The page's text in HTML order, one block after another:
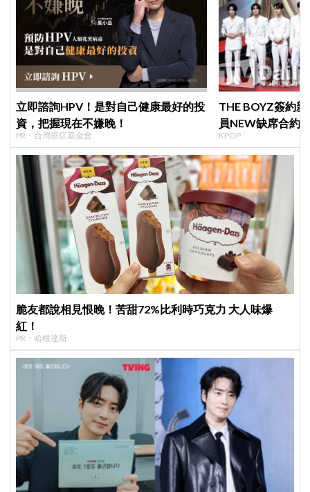
立即諮詢HPV！是對自己健康最好的投
資，把握現在不嫌晚！
PR・台灣癌症基金會
THE BOYZ簽約
員NEW缺席合約
篇章
KPOP
脆友都說相見恨晚！苦甜72%比利時巧克力 大人味爆
紅！
PR・哈根達斯